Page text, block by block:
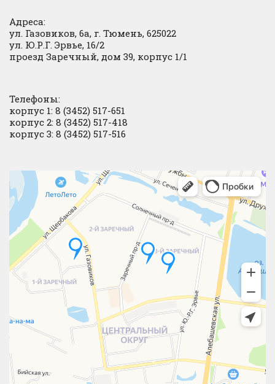
Адреса:
ул. Газовиков, 6а, г. Тюмень, 625022
ул. Ю.Р.Г. Эрвье, 16/2
проезд Заречный, дом 39, корпус 1/1
Телефоны:
корпус 1: 8 (3452) 517-651
корпус 2: 8 (3452) 517-418
корпус 3: 8 (3452) 517-516